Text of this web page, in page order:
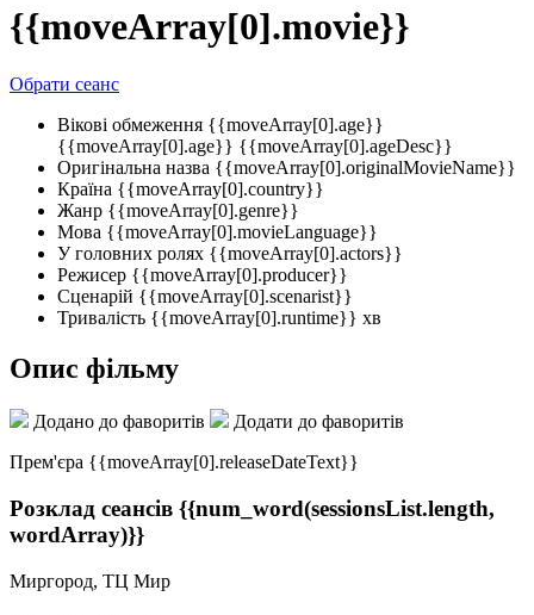
{{moveArray[0].movie}}
Обрати сеанс
Вікові обмеження {{moveArray[0].age}}
{{moveArray[0].age}} {{moveArray[0].ageDesc}}
Оригінальна назва {{moveArray[0].originalMovieName}}
Країна {{moveArray[0].country}}
Жанр {{moveArray[0].genre}}
Мова {{moveArray[0].movieLanguage}}
У головних ролях {{moveArray[0].actors}}
Режисер {{moveArray[0].producer}}
Сценарій {{moveArray[0].scenarist}}
Тривалість {{moveArray[0].runtime}} хв
Опис фільму
Додано до фаворитів
Додати до фаворитів
Прем'єра {{moveArray[0].releaseDateText}}
Розклад сеансів {{num_word(sessionsList.length,
wordArray)}}
Миргород, ТЦ Мир